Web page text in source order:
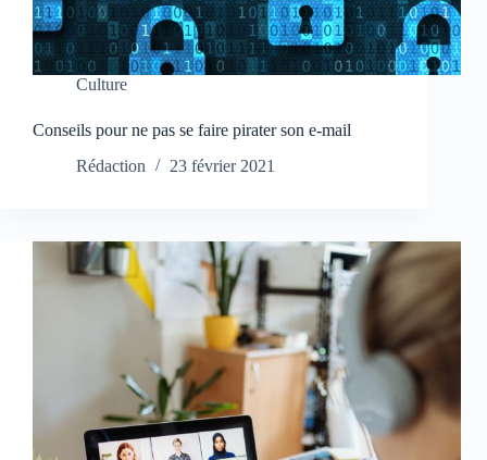
Culture
Conseils pour ne pas se faire pirater son e-mail
Rédaction
23 février 2021